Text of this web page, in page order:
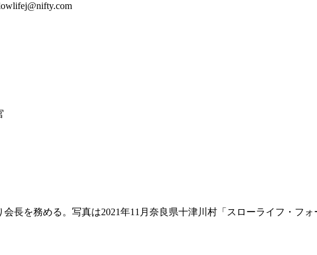
長を務める。写真は2021年11月奈良県十津川村「スローライフ・フ